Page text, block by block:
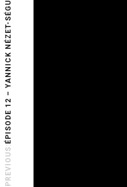
PREVIOUS:
ÉPISODE 12 – YANNICK NÉZET-SÉGUIN